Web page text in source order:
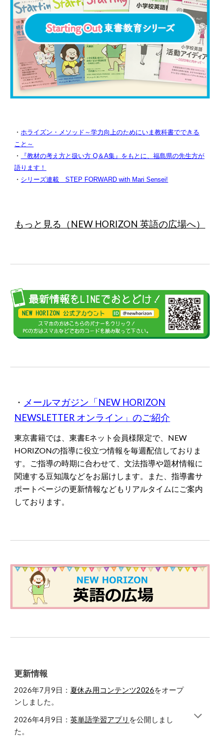
・ホライズン・メソッド～学力向上のためにいま教科書でできる
こと～
・
『教材の考え方と扱い方 Q＆A集』をもとに、福島県の先生方が
語ります！
・ シリーズ連載 STEP FORWARD with Mari Sensei!
もっと見る（ NEW HORIZON 英語の広場へ）
・ メールマガジン「NEW HORIZON
NEWSLETTER オンライン」のご紹介
東京書籍では 、東書Eネット会員様限定で、 NEW
HORIZONの指導に役立つ情報を毎週配信しておりま
す。ご指導の時期に合わせて、文法指導や題材情報に
関連する豆知識などをお届けします。また
、指導書サ
ポートページの更新情報などもリアルタイムにご案内
しております。
更新情報
2026年7月9日： 夏休み用コンテンツ2026をオープ
ンしました。
2026年4月9日：英単語学習アプリ を公開 しまし
た。